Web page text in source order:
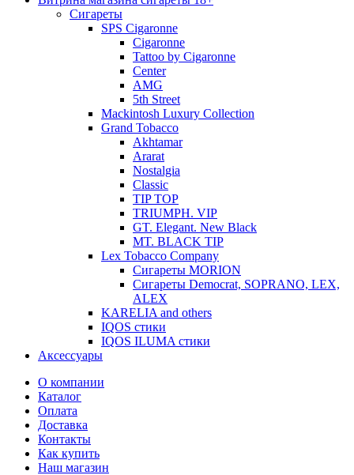
Cигареты
SPS Cigaronne
Сigaronne
Tattoo by Cigaronne
Center
AMG
5th Street
Mackintosh Luxury Collection
Grand Tobacco
Akhtamar
Ararat
Nostalgia
Classic
TIP TOP
TRIUMPH. VIP
GT. Elegant. New Black
MT. BLACK TIP
Lex Tobacco Company
Сигареты MORION
Сигареты Democrat, SOPRANO, LEX,
ALEX
KARELIA and others
IQOS стики
IQOS ILUMA стики
Аксессуары
О компании
Каталог
Оплата
Доставка
Контакты
Как купить
Наш магазин